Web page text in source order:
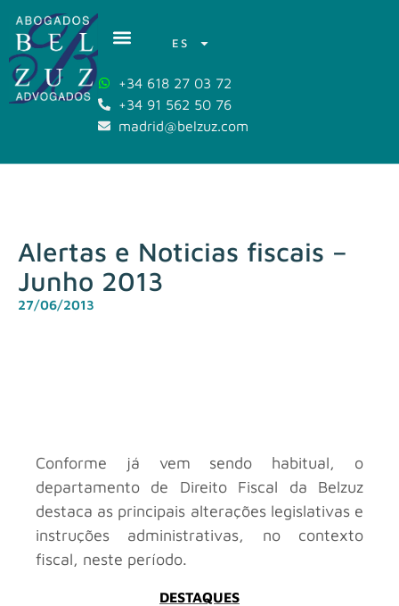
ES
+34 618 27 03 72
+34 91 562 50 76
madrid@belzuz.com
Alertas e Noticias fiscais –
Junho 2013
27/06/2013
Conforme já vem sendo habitual, o
departamento de Direito Fiscal da Belzuz
destaca as principais alterações legislativas e
instruções administrativas, no contexto
fiscal, neste período.
DESTAQUES